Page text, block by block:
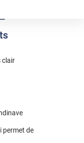
clair
permet de